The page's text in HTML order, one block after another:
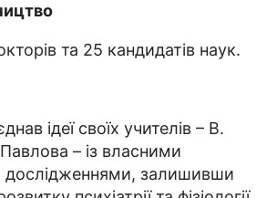
та 25 кандидатів наук.
ідеї своїх учителів – В.
– із власними
дослідженнями, залишивши